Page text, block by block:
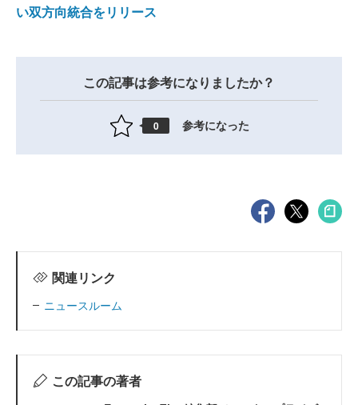
い双方向統合をリリース
この記事は参考になりましたか？
0 参考になった
関連リンク
ニュースルーム
この記事の著者